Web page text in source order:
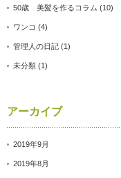
50歳 美髪を作るコラム (10)
ワンコ (4)
管理人の日記 (1)
未分類 (1)
アーカイブ
2019年9月
2019年8月